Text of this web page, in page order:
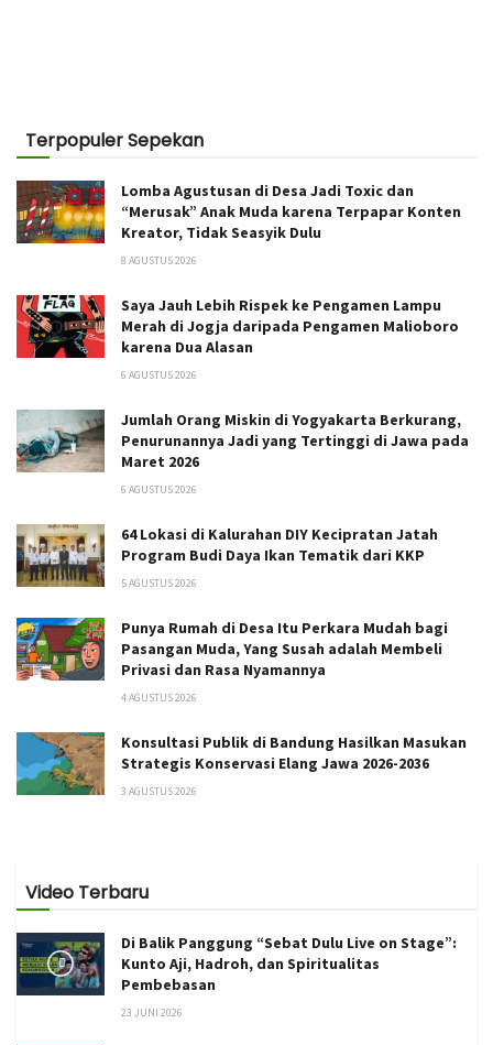
Terpopuler Sepekan
Lomba Agustusan di Desa Jadi Toxic dan
“Merusak” Anak Muda karena Terpapar Konten
Kreator, Tidak Seasyik Dulu
8 AGUSTUS 2026
Saya Jauh Lebih Rispek ke Pengamen Lampu
Merah di Jogja daripada Pengamen Malioboro
karena Dua Alasan
6 AGUSTUS 2026
Jumlah Orang Miskin di Yogyakarta Berkurang,
Penurunannya Jadi yang Tertinggi di Jawa pada
Maret 2026
6 AGUSTUS 2026
64 Lokasi di Kalurahan DIY Kecipratan Jatah
Program Budi Daya Ikan Tematik dari KKP
5 AGUSTUS 2026
Punya Rumah di Desa Itu Perkara Mudah bagi
Pasangan Muda, Yang Susah adalah Membeli
Privasi dan Rasa Nyamannya
4 AGUSTUS 2026
Konsultasi Publik di Bandung Hasilkan Masukan
Strategis Konservasi Elang Jawa 2026-2036
3 AGUSTUS 2026
Video Terbaru
Di Balik Panggung “Sebat Dulu Live on Stage”:
Kunto Aji, Hadroh, dan Spiritualitas
Pembebasan
23 JUNI 2026